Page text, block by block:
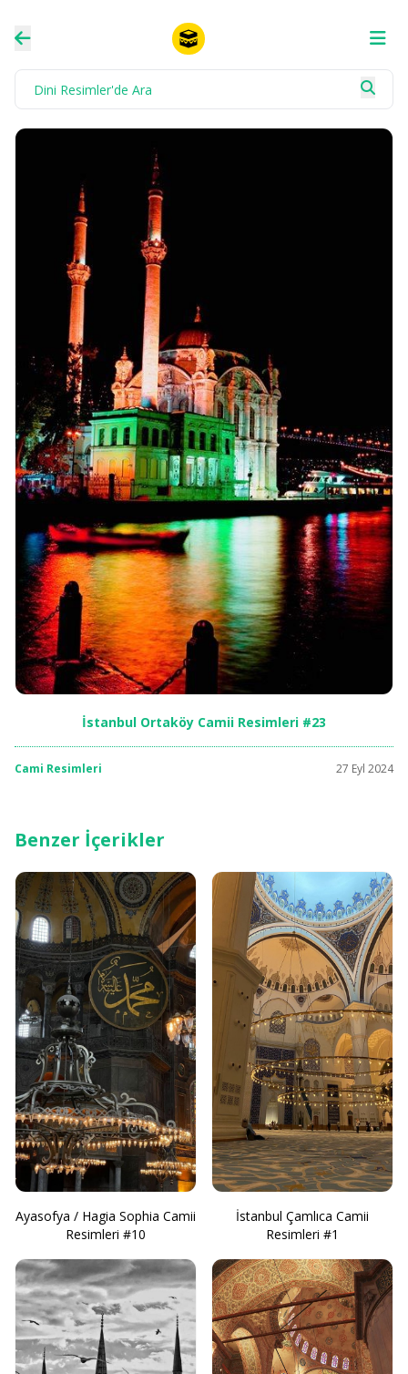
İstanbul Ortaköy Camii Resimleri #23
Cami Resimleri 27 Eyl 2024
Benzer İçerikler
Ayasofya / Hagia Sophia Camii
Resimleri #10
İstanbul Çamlıca Camii
Resimleri #1